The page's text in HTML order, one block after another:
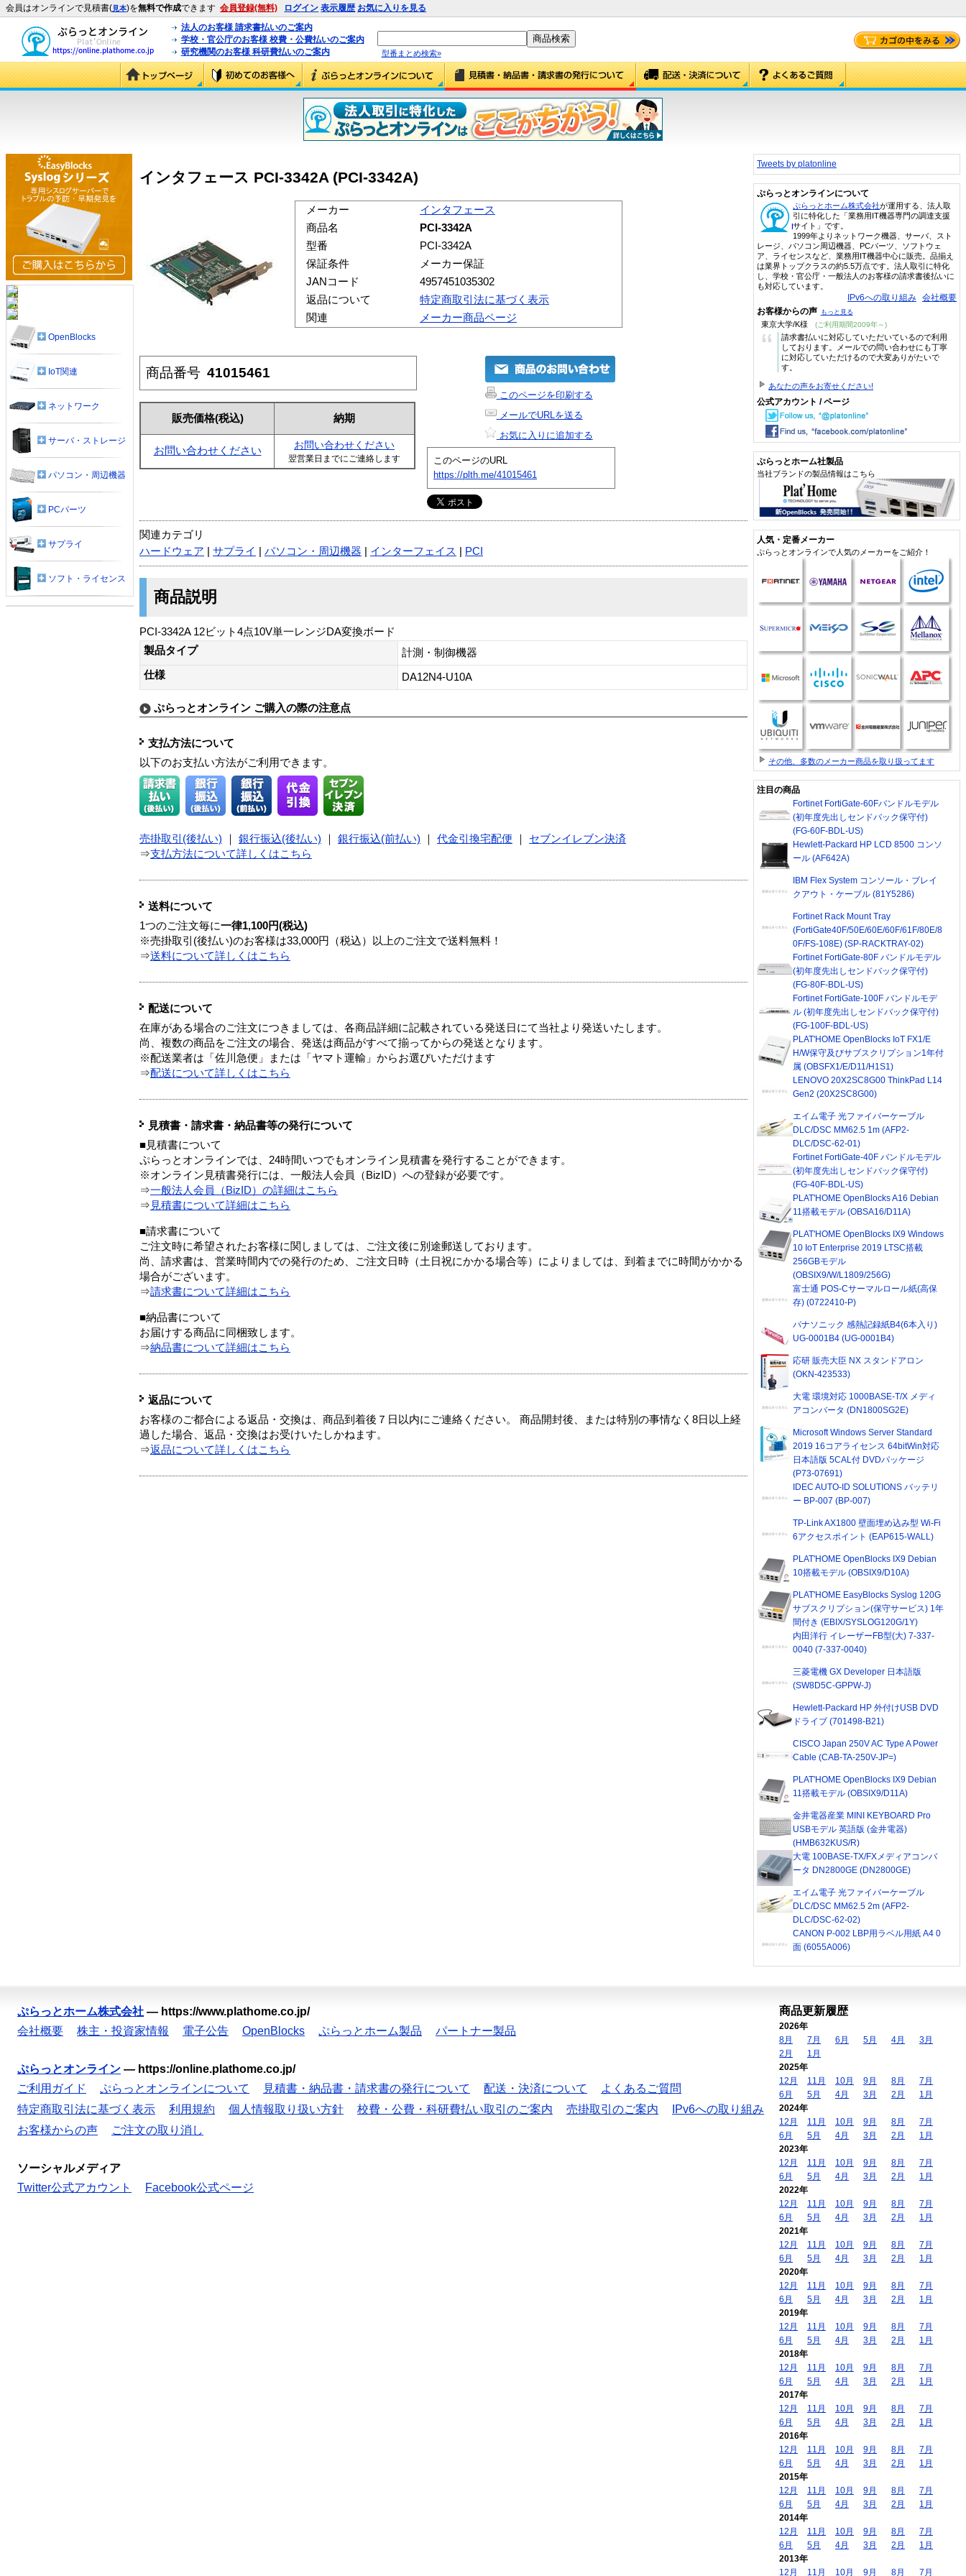
会員はオンラインで見積書(見本)を無料で作成できます 会員登録(無料) ログイン 表示履歴 お気に入りを見る
法人のお客様 請求書払いのご案内
学校・官公庁のお客様 校費・公費払いのご案内
研究機関のお客様 科研費払いのご案内
型番まとめ検索»
インタフェース PCI-3342A (PCI-3342A)
メーカー
インタフェース
商品名
PCI-3342A
型番
PCI-3342A
保証条件
メーカー保証
JANコード
4957451035302
返品について
特定商取引法に基づく表示
関連
メーカー商品ページ
商品番号 41015461
販売価格(税込) 納期
お問い合わせください お問い合わせください
翌営業日までにご連絡します
このページを印刷する
メールでURLを送る
お気に入りに追加する
このページのURL
https://plth.me/41015461
関連カテゴリ
ハードウェア
サプライ パソコン・周辺機器 インターフェイス PCI
商品説明
PCI-3342A 12ビット4点10V単一レンジDA変換ボード
製品タイプ
計測・制御機器
仕様
DA12N4-U10A
ぷらっとオンライン ご購入の際の注意点
支払方法について
以下のお支払い方法がご利用できます。
売掛取引(後払い) 銀行振込(後払い) 銀行振込(前払い) 代金引換宅配便
セブンイレブン決済
⇒支払方法について詳しくはこちら
送料について
1つのご注文毎に一律1,100円(税込)
※売掛取引(後払い)のお客様は33,000円（税込）以上のご注文で送料無料！
⇒送料について詳しくはこちら
配送について
在庫がある場合のご注文につきましては、各商品詳細に記載されている発送日にて当社より発送いたします。
尚、複数の商品をご注文の場合、発送は商品がすべて揃ってからの発送となります。
※配送業者は「佐川急便」または「ヤマト運輸」からお選びいただけます
⇒配送について詳しくはこちら
見積書・請求書・納品書等の発行について
■見積書について
ぷらっとオンラインでは、24時間いつでもオンライン見積書を発行することができます。
※オンライン見積書発行には、一般法人会員（BizID）への登録が必要です。
⇒一般法人会員（BizID）の詳細はこちら
⇒ 見積書について詳細はこちら
■請求書について
ご注文時に希望されたお客様に関しましては、ご注文後に別途郵送しております。
尚、請求書は、営業時間内での発行のため、ご注文日時（土日祝にかかる場合等）によりましては、到着までに時間がかかる
場合がございます。
⇒請求書について詳細はこちら
■納品書について
お届けする商品に同梱致します。
⇒納品書について詳細はこちら
返品について
お客様のご都合による返品・交換は、商品到着後７日以内にご連絡ください。 商品開封後、または特別の事情なく8日以上経
過した場合、返品・交換はお受けいたしかねます。
⇒返品について詳しくはこちら
OpenBlocks
IoT関連
ネットワーク
サーバ・ストレージ
パソコン・周辺機器
PCパーツ
サプライ
ソフト・ライセンス
Tweets by platonline
ぷらっとオンラインについて
ぷらっとホーム株式会社が運用する、法人取
引に特化した「業務用IT機器専門の調達支援
サイト」です。
1999年よりネットワーク機器、サーバ、スト
レージ、パソコン周辺機器、PCパーツ、ソフトウェ
ア、ライセンスなど、業務用IT機器中心に販売。品揃え
は業界トップクラスの約5.5万点です。法人取引に特化
し、学校・官公庁・一般法人のお客様の請求書後払いに
も対応しています。
IPv6への取り組み 会社概要
お客様からの声 もっと見る
東京大学/K様 (ご利用期間2009年～)
“
請求書払いに対応していただいているので利用
しております。メールでの問い合わせにも丁寧
に対応していただけるので大変ありがたいで
す。
あなたの声をお寄せください!
公式アカウント / ページ
ぷらっとホーム社製品
当社ブランドの製品情報はこちら
人気・定番メーカー
ぷらっとオンラインで人気のメーカーをご紹介！
その他、多数のメーカー商品を取り扱ってます
注目の商品
Fortinet FortiGate-60Fバンドルモデル
(初年度先出しセンドバック保守付)
(FG-60F-BDL-US)
Hewlett-Packard HP LCD 8500 コンソ
ール (AF642A)
IBM Flex System コンソール・ブレイ
クアウト・ケーブル (81Y5286)
Fortinet Rack Mount Tray
(FortiGate40F/50E/60E/60F/61F/80E/8
0F/FS-108E) (SP-RACKTRAY-02)
Fortinet FortiGate-80F バンドルモデル
(初年度先出しセンドバック保守付)
(FG-80F-BDL-US)
Fortinet FortiGate-100F バンドルモデ
ル (初年度先出しセンドバック保守付)
(FG-100F-BDL-US)
PLAT'HOME OpenBlocks IoT FX1/E
H/W保守及びサブスクリプション1年付
属 (OBSFX1/E/D11/H1S1)
LENOVO 20X2SC8G00 ThinkPad L14
Gen2 (20X2SC8G00)
エイム電子 光ファイバーケーブル
DLC/DSC MM62.5 1m (AFP2-
DLC/DSC-62-01)
Fortinet FortiGate-40F バンドルモデル
(初年度先出しセンドバック保守付)
(FG-40F-BDL-US)
PLAT'HOME OpenBlocks A16 Debian
11搭載モデル (OBSA16/D11A)
PLAT'HOME OpenBlocks IX9 Windows
10 IoT Enterprise 2019 LTSC搭載
256GBモデル
(OBSIX9/W/L1809/256G)
富士通 POS-Cサーマルロール紙(高保
存) (0722410-P)
パナソニック 感熱記録紙B4(6本入り)
UG-0001B4 (UG-0001B4)
応研 販売大臣 NX スタンドアロン
(OKN-423533)
大電 環境対応 1000BASE-T/X メディ
アコンバータ (DN1800SG2E)
Microsoft Windows Server Standard
2019 16コアライセンス 64bitWin対応
日本語版 5CAL付 DVDパッケージ
(P73-07691)
IDEC AUTO-ID SOLUTIONS バッテリ
ー BP-007 (BP-007)
TP-Link AX1800 壁面埋め込み型 Wi-Fi
6アクセスポイント (EAP615-WALL)
PLAT'HOME OpenBlocks IX9 Debian
10搭載モデル (OBSIX9/D10A)
PLAT'HOME EasyBlocks Syslog 120G
サブスクリプション(保守サービス) 1年
間付き (EBIX/SYSLOG120G/1Y)
内田洋行 イレーザーFB型(大) 7-337-
0040 (7-337-0040)
三菱電機 GX Developer 日本語版
(SW8D5C-GPPW-J)
Hewlett-Packard HP 外付けUSB DVD
ドライブ (701498-B21)
CISCO Japan 250V AC Type A Power
Cable (CAB-TA-250V-JP=)
PLAT'HOME OpenBlocks IX9 Debian
11搭載モデル (OBSIX9/D11A)
金井電器産業 MINI KEYBOARD Pro
USBモデル 英語版 (金井電器)
(HMB632KUS/R)
大電 100BASE-TX/FXメディアコンバ
ータ DN2800GE (DN2800GE)
エイム電子 光ファイバーケーブル
DLC/DSC MM62.5 2m (AFP2-
DLC/DSC-62-02)
CANON P-002 LBP用ラベル用紙 A4 0
面 (6055A006)
ぷらっとホーム株式会社 — https://www.plathome.co.jp/
会社概要
株主・投資家情報 電子公告 OpenBlocks ぷらっとホーム製品 パートナー製品
ぷらっとオンライン — https://online.plathome.co.jp/
ご利用ガイド
ぷらっとオンラインについて 見積書・納品書・請求書の発行について 配送・決済について
よくあるご質問
特定商取引法に基づく表示
利用規約 個人情報取り扱い方針 校費・公費・科研費払い取引のご案内 売掛取引のご案内
IPv6への取り組み
お客様からの声
ご注文の取り消し
ソーシャルメディア
Twitter公式アカウント
Facebook公式ページ
商品更新履歴
2026年
8月
7月 6月 5月 4月
3月
2月
1月
2025年
12月
11月 10月 9月 8月
7月
6月
5月 4月 3月 2月
1月
2024年
12月
11月 10月 9月 8月
7月
6月
5月 4月 3月 2月
1月
2023年
12月
11月 10月 9月 8月
7月
6月
5月 4月 3月 2月
1月
2022年
12月
11月 10月 9月 8月
7月
6月
5月 4月 3月 2月
1月
2021年
12月
11月 10月 9月 8月
7月
6月
5月 4月 3月 2月
1月
2020年
12月
11月 10月 9月 8月
7月
6月
5月 4月 3月 2月
1月
2019年
12月
11月 10月 9月 8月
7月
6月
5月 4月 3月 2月
1月
2018年
12月
11月 10月 9月 8月
7月
6月
5月 4月 3月 2月
1月
2017年
12月
11月 10月 9月 8月
7月
6月
5月 4月 3月 2月
1月
2016年
12月
11月 10月 9月 8月
7月
6月
5月 4月 3月 2月
1月
2015年
12月
11月 10月 9月 8月
7月
6月
5月 4月 3月 2月
1月
2014年
12月
11月 10月 9月 8月
7月
6月
5月 4月 3月 2月
1月
2013年
12月
11月 10月 9月 8月 7月